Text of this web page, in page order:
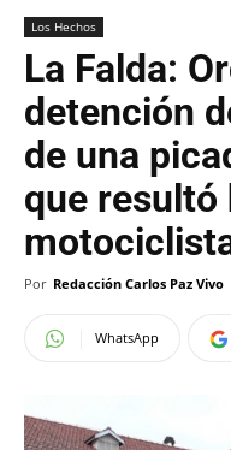
Los Hechos
La Falda:
detención
de una
que resultó
Por Redacción Carlos Paz Vivo
WhatsApp